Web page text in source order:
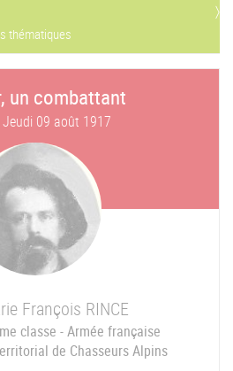
thématiques
un combattant
Jeudi 09 août 1917
François RINCE
classe - Armée française
de Chasseurs Alpins